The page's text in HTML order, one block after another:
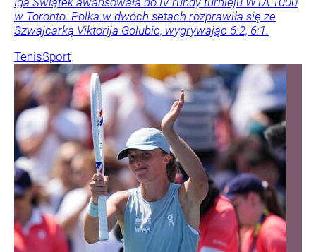
w Toronto. Polka w dwóch setach rozprawiła się ze
Szwajcarką Viktorija Golubic, wygrywając 6:2, 6:1.
TenisSport